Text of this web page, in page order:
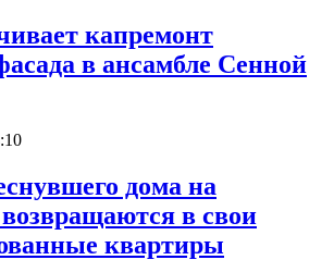
капремонт
в ансамбле Сенной
дома на
в свои
квартиры